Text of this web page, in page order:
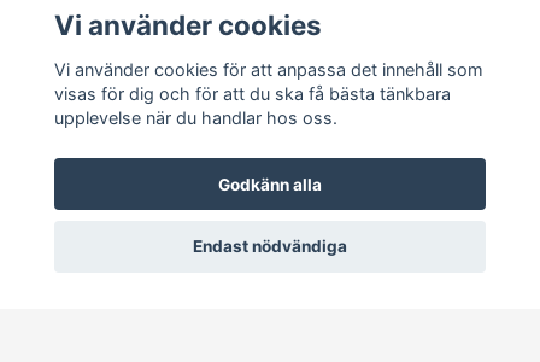
Vi använder cookies
Vi använder cookies för att anpassa det innehåll som
visas för dig och för att du ska få bästa tänkbara
upplevelse när du handlar hos oss.
Godkänn alla
Endast nödvändiga